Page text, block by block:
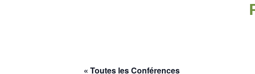
« Toutes les Conférences